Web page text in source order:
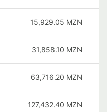
15,929.05 MZN
31,858.10 MZN
63,716.20 MZN
127,432.40 MZN